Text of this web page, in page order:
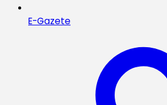
E-Gazete